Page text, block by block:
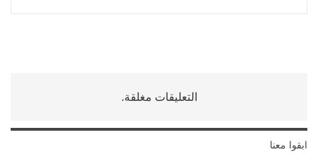
التعليقات مغلقة.
ابقوا معنا